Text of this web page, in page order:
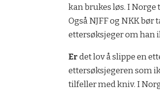
kan brukes løs. I
Også NJFF og NKK
ettersøksjeger om han
Erdet lov å slippe en
ettersøksjegeren som
tilfeller med kniv. I